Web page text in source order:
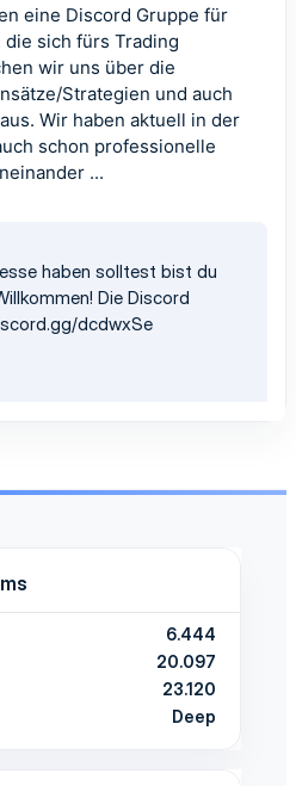
eine Discord Gruppe für
sich fürs Trading
wir uns über die
Strategien und auch
Wir haben aktuell in der
schon professionelle
...
haben solltest bist du
Die Discord
dcdwxSe
6.444
20.097
23.120
Deep